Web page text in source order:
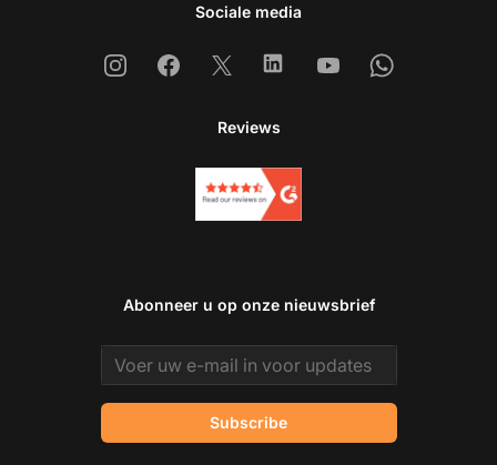
Sociale media
InstagramFacebook
X LinkedinYoutubeWhatsapp
Reviews
Abonneer u op onze nieuwsbrief
Email address
Subscribe